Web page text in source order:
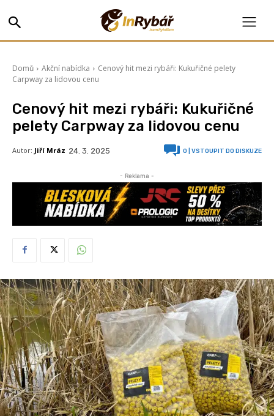
Domů Akční nabídka
Cenový hit mezi rybáři: Kukuřičné pelety
Carpway za lidovou cenu
Cenový hit mezi rybáři: Kukuřičné
pelety Carpway za lidovou cenu
Autor: Jiří Mráz 24. 3. 2025 0 | VSTOUPIT DO DISKUZE
- Reklama -